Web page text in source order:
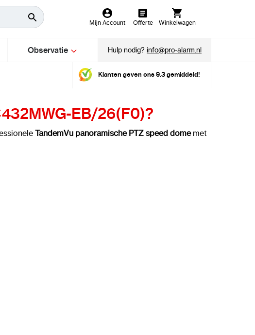
Mijn Account Offerte Winkelwagen
Observatie Hulp nodig?info@pro-alarm.nl
Klanten geven ons 9.3 gemiddeld!
EB/26(F0)?
TandemVu panoramische PTZ speed domemet